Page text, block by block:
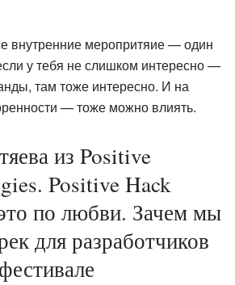
внутренние меропритяие — один
у тебя не слишком интересно —
там тоже интересно. И на
— тоже можно влиять.
из Positive
Positive Hack
по любви. Зачем мы
для разработчиков